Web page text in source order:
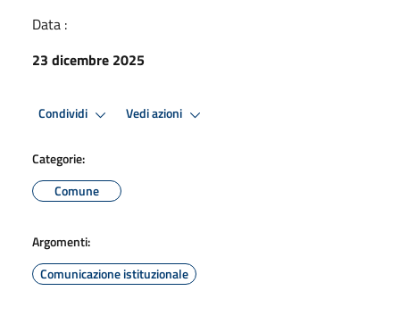
Data :
23 dicembre 2025
Condividi Vedi azioni
Categorie:
Comune
Argomenti:
Comunicazione istituzionale